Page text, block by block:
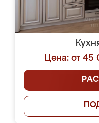
Цена: от 45